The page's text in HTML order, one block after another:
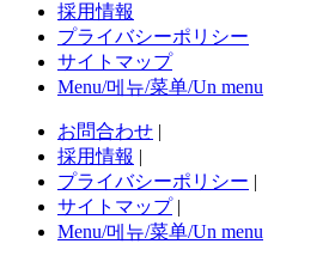
採用情報
プライバシーポリシー
サイトマップ
Menu/메뉴/菜单/Un menu
お問合わせ |
採用情報 |
プライバシーポリシー |
サイトマップ|
Menu/메뉴/菜单/Un menu